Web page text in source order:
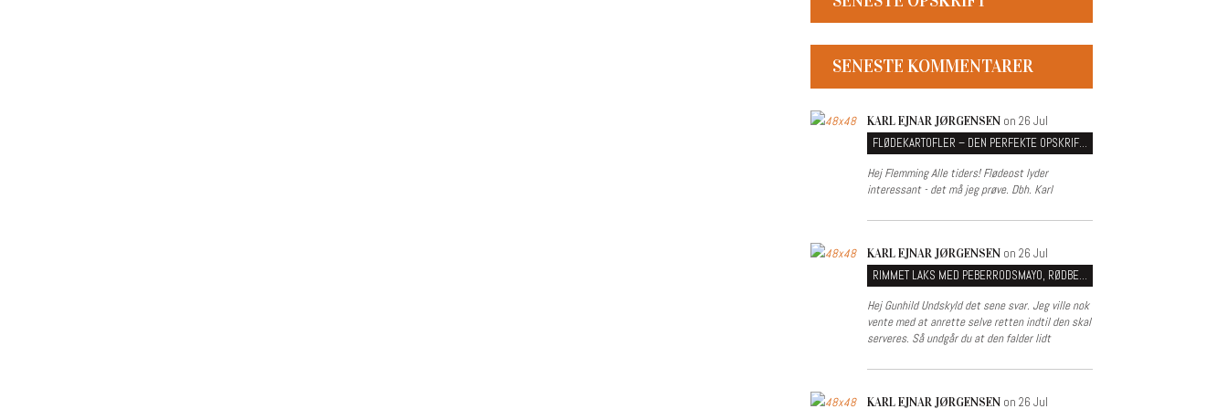
SENESTE KOMMENTARER
KARL EJNAR JØRGENSEN on 26 Jul
FLØDEKARTOFLER – DEN PERFEKTE OPSKRIFT PÅ CREMEDE KARTOFLER MED TYK SOVS
Hej Flemming Alle tiders! Flødeost lyder
interessant - det må jeg prøve. Dbh. Karl
KARL EJNAR JØRGENSEN on 26 Jul
RIMMET LAKS MED PEBERRODSMAYO, RØDBEDE OG SPRØDT SKIND
Hej Gunhild Undskyld det sene svar. Jeg ville nok
vente med at anrette selve retten indtil den skal
serveres. Så undgår du at den falder lidt
KARL EJNAR JØRGENSEN on 26 Jul